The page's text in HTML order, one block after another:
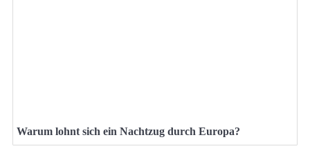
Warum lohnt sich ein Nachtzug durch Europa?